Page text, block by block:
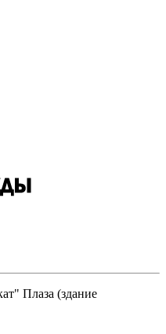
Плаза (здание